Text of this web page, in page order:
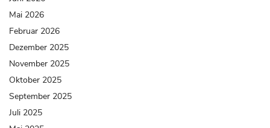
Mai 2026
Februar 2026
Dezember 2025
November 2025
Oktober 2025
September 2025
Juli 2025